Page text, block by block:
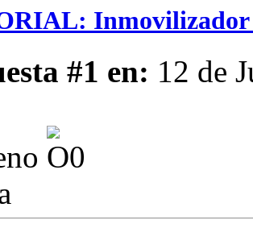
Inmovilizador
#1 en: 12 de